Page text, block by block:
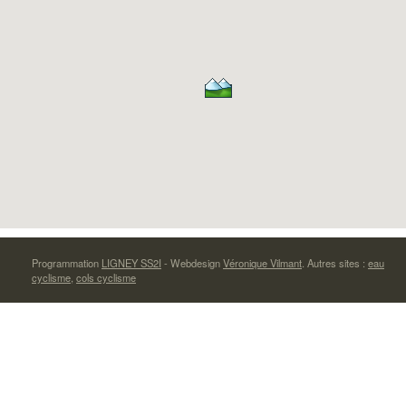
Programmation LIGNEY SS2I - WebdesignVéronique Vilmant . Autres sites : eau
cyclisme cols cyclisme